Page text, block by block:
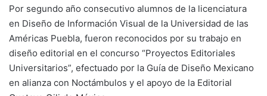
Por segundo año consecutivo alumnos de la licenciatura
en Diseño de Información Visual de la Universidad de las
Américas Puebla, fueron reconocidos por su trabajo en
diseño editorial en el concurso “Proyectos Editoriales
Universitarios”, efectuado por la Guía de Diseño Mexicano
en alianza con Noctámbulos y el apoyo de la Editorial